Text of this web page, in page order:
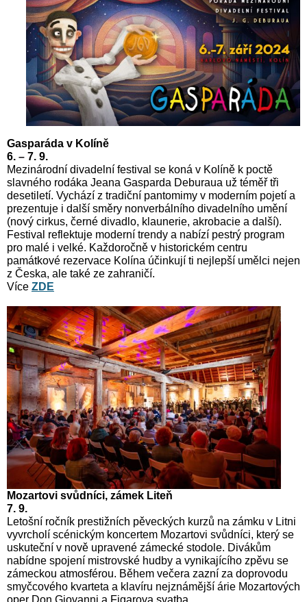
Gasparáda v Kolíně
6. –7. 9.
Mezinárodní divadelní festival se koná v Kolíně k poctě
slavného rodáka Jeana Gasparda Deburaua už téměř tři
desetiletí. Vychází z tradiční pantomimy v moderním pojetí a
prezentuje i další směry nonverbálního divadelního umění
(nový cirkus, černé divadlo, klaunerie, akrobacie a další).
Festival reflektuje moderní trendy a nabízí pestrý program
pro malé i velké. Každoročně v historickém centru
památkové rezervace Kolína účinkují ti nejlepší umělci nejen
z Česka, ale také ze zahraničí.
Více ZDE
Mozartovi svůdníci, zámek Liteň
7. 9.
Letošní ročník prestižních pěveckých kurzů na zámku v Litni
vyvrcholí scénickým koncertem Mozartovi svůdníci, který se
uskuteční v nově upravené zámecké stodole. Divákům
nabídne spojení mistrovské hudby a vynikajícího zpěvu se
zámeckou atmosférou. Během večera zazní za doprovodu
smyčcového kvarteta a klavíru nejznámější árie Mozartových
oper Don Giovanni a Figarova svatba.